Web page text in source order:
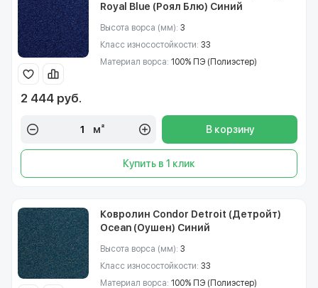
Royal Blue (Роял Блю) Синий
Высота ворса (мм): 3
Класс износостойкости: 33
Материал ворса: 100% ПЭ (Полиэстер)
2 444 руб.
м² В корзину
Купить в 1 клик
Ковролин Condor Detroit (Детройт)
Ocean (Оушен) Синий
Высота ворса (мм): 3
Класс износостойкости: 33
Материал ворса: 100% ПЭ (Полиэстер)